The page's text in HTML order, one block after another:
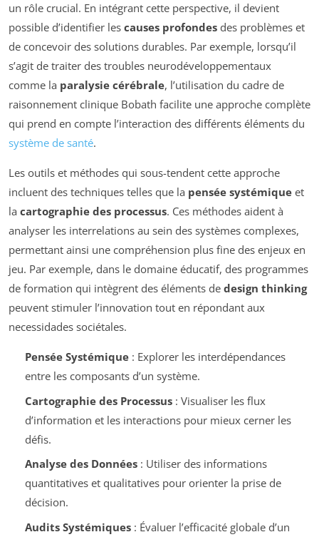
un rôle crucial. En intégrant cette perspective, il devient
possible d’identifier les causes profondes des problèmes et
de concevoir des solutions durables. Par exemple, lorsqu’il
s’agit de traiter des troubles neurodéveloppementaux
comme la paralysie cérébrale, l’utilisation du cadre de
raisonnement clinique Bobath facilite une approche complète
qui prend en compte l’interaction des différents éléments du
système de santé.
Les outils et méthodes qui sous-tendent cette approche
incluent des techniques telles que la pensée systémique et
la cartographie des processus. Ces méthodes aident à
analyser les interrelations au sein des systèmes complexes,
permettant ainsi une compréhension plus fine des enjeux en
jeu. Par exemple, dans le domaine éducatif, des programmes
de formation qui intègrent des éléments de design thinking
peuvent stimuler l’innovation tout en répondant aux
necessidades sociétales.
Pensée Systémique: Explorer les interdépendances
entre les composants d’un système.
Cartographie des Processus: Visualiser les flux
d’information et les interactions pour mieux cerner les
défis.
Analyse des Données: Utiliser des informations
quantitatives et qualitatives pour orienter la prise de
décision.
Audits Systémiques: Évaluer l’efficacité globale d’un